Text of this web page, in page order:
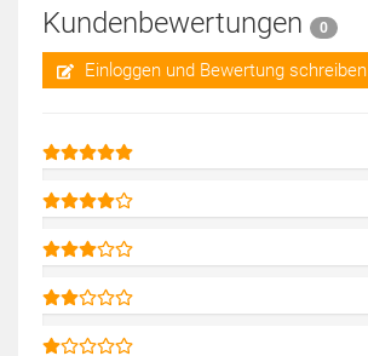
Kundenbewertungen 0
Einloggen und Bewertung schreiben